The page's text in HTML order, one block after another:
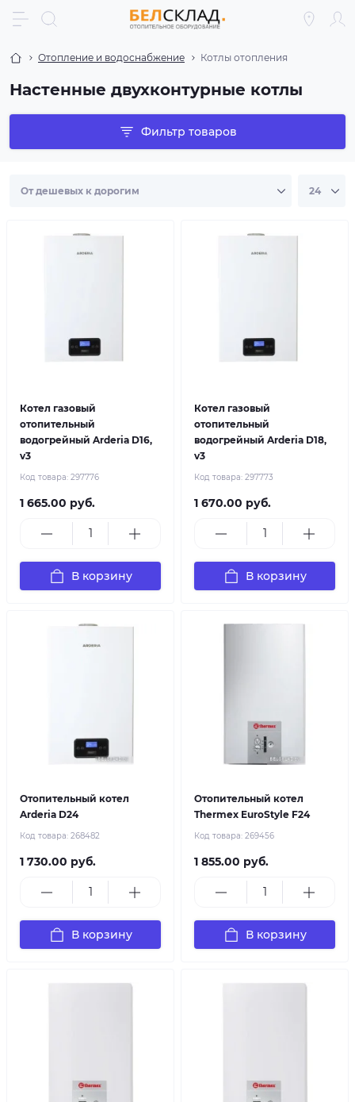
Отопление и водоснабжение Котлы отопления
Настенные двухконтурные котлы
Фильтр товаров
Котел газовый
отопительный
водогрейный Arderia D16,
v3
Код товара: 297776
1 665.00 руб.
В корзину
Котел газовый
отопительный
водогрейный Arderia D18,
v3
Код товара: 297773
1 670.00 руб.
В корзину
Отопительный котел
Arderia D24
Код товара: 268482
1 730.00 руб.
В корзину
Отопительный котел
Thermex EuroStyle F24
Код товара: 269456
1 855.00 руб.
В корзину